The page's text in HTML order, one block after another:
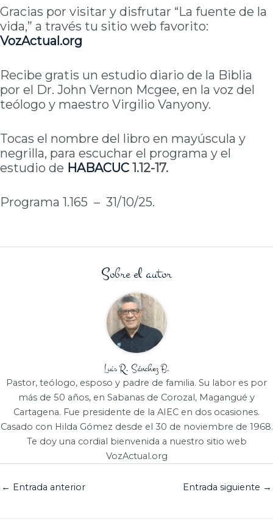
Gracias por visitar y disfrutar “La fuente de la
vida,” a través tu sitio web favorito:
VozActual.org
Recibe gratis un estudio diario de la Biblia
por el Dr. John Vernon Mcgee, en la voz del
teólogo y maestro Virgilio Vanyony.
Tocas el nombre del libro en mayúscula y
negrilla, para escuchar el programa y el
estudio de HABACUC 1.12-17.
Programa 1.165 – 31/10/25.
Sobre el autor
Luis R. Sánchez B.
Pastor, teólogo, esposo y padre de familia. Su labor es por
más de 50 años, en Sabanas de Corozal, Magangué y
Cartagena. Fue presidente de la AIEC en dos ocasiones.
Casado con Hilda Gómez desde el 30 de noviembre de 1968.
Te doy una cordial bienvenida a nuestro sitio web
VozActual.org
← Entrada anterior Entrada siguiente →